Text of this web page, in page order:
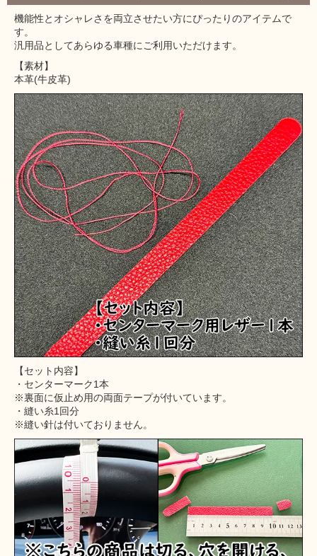
機能性とオシャレさを両立させたい方にぴったりのアイテムで
す。
汎用品としてあらゆる車種にご利用いただけます。
【素材】
本革(牛皮革)
【セット内容】
・センターマーク1本
※裏面に仮止め用の両面テープが付いています。
・縫い糸1回分
※縫い針は付いておりません。